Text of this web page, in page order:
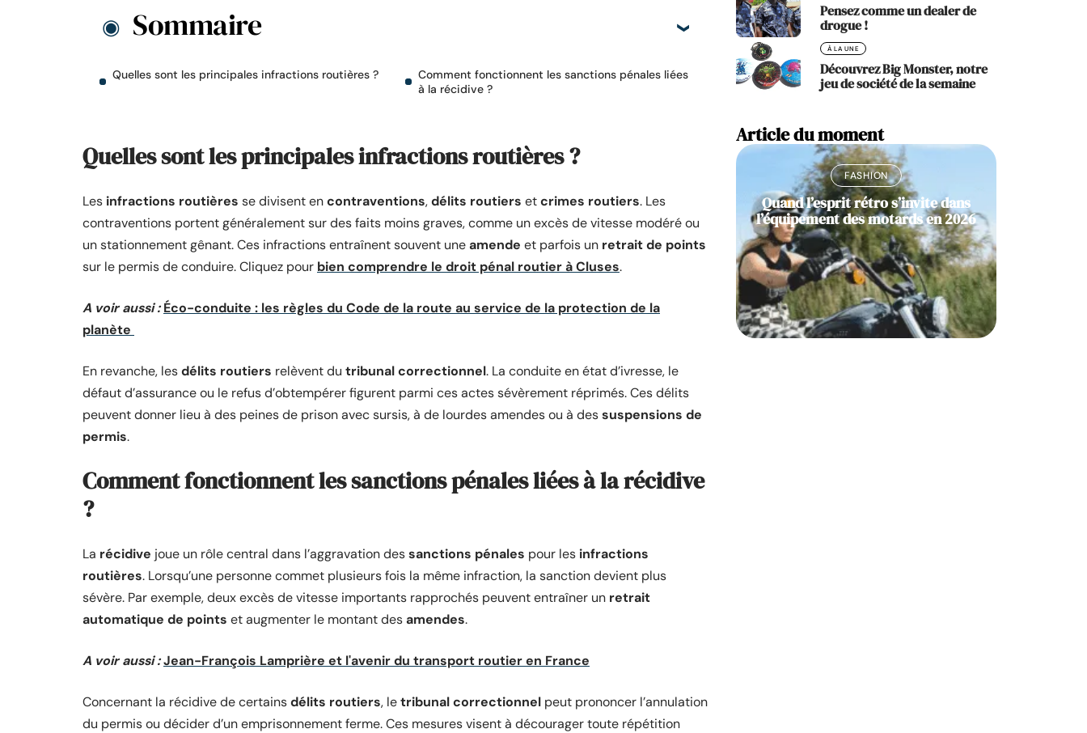
Sommaire
Quelles sont les principales infractions routières ?
Comment fonctionnent les sanctions pénales liées
à la récidive ?
Quelles sont les principales infractions routières ?
Les infractions routières se divisent encontraventions,délits routiers etcrimes routiers. Les
contraventions portent généralement sur des faits moins graves, comme un excès de vitesse modéré ou
un stationnement gênant. Ces infractions entraînent souvent uneamende et parfois un retrait de points
sur le permis de conduire. Cliquez pour bien comprendre le droit pénal routier à Cluses.
A voir aussi : Éco-conduite : les règles du Code de la route au service de la protection de la
planète
En revanche, lesdélits routiers relèvent du tribunal correctionnel. La conduite en état d’ivresse, le
défaut d’assurance ou le refus d’obtempérer figurent parmi ces actes sévèrement réprimés. Ces délits
peuvent donner lieu à des peines de prison avec sursis, à de lourdes amendes ou à dessuspensions de
permis.
Comment fonctionnent les sanctions pénales liées à la récidive
?
La récidive joue un rôle central dans l’aggravation dessanctions pénales pour les infractions
routières. Lorsqu’une personne commet plusieurs fois la même infraction, la sanction devient plus
sévère. Par exemple, deux excès de vitesse importants rapprochés peuvent entraîner un retrait
automatique de points et augmenter le montant desamendes.
A voir aussi :Jean-François Lamprière et l'avenir du transport routier en France
Concernant la récidive de certainsdélits routiers, letribunal correctionnel peut prononcer l’annulation
du permis ou décider d’un emprisonnement ferme. Ces mesures visent à décourager toute répétition
Pensez comme un dealer de
drogue !
À LA UNE
Découvrez Big Monster, notre
jeu de société de la semaine
Article du moment
FASHION
Quand l’esprit rétro s’invite dans
l’équipement des motards en 2026